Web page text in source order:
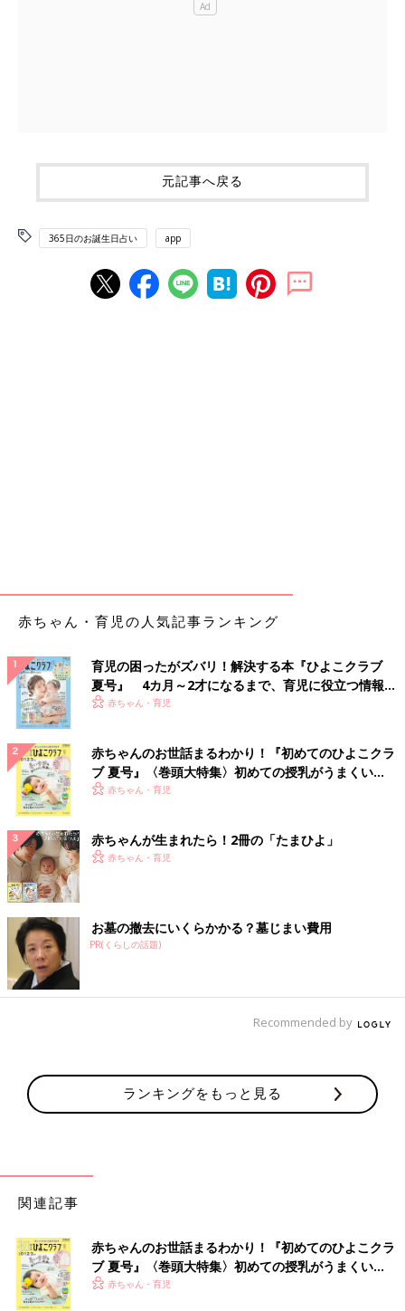
元記事へ戻る
365日のお誕生日占い app
赤ちゃん・育児の人気記事ランキング
育児の困ったがズバリ！解決する本『ひよこクラブ
夏号』 4カ月～2才になるまで、育児に役立つ情報が
いっぱい！
赤ちゃん・育児
赤ちゃんのお世話まるわかり！『初めてのひよこクラ
ブ 夏号』〈巻頭大特集〉初めての授乳がうまくい
く！ おっぱい・ミルクの基本と夏のトラブル 解決テ
赤ちゃん・育児
赤ちゃんが生まれたら！2冊の「たまひよ」
赤ちゃん・育児
お墓の撤去にいくらかかる？墓じまい費用
PR(くらしの話題)
Recommended by
ランキングをもっと見る
関連記事
赤ちゃんのお世話まるわかり！『初めてのひよこクラ
ブ 夏号』〈巻頭大特集〉初めての授乳がうまくい
く！ おっぱい・ミルクの基本と夏のトラブル 解決テ
赤ちゃん・育児